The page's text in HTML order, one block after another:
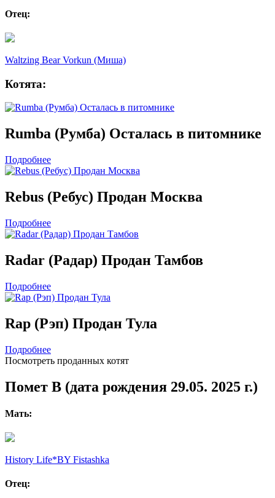
Отец:
Waltzing Bear Vorkun (Миша)
Котята:
Rumba (Румба) Осталась в питомнике
Подробнее
Rebus (Ребус) Продан Москва
Подробнее
Radar (Радар) Продан Тамбов
Подробнее
Rap (Рэп) Продан Тула
Подробнее
Посмотреть проданных котят
Помет B (дата рождения 29.05. 2025 г.)
Мать:
History Life*BY Fistashka
Отец: